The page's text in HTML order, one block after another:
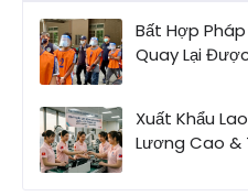
Bất Hợp
Quay Lại
Xuất Khẩu
Lương Cao &